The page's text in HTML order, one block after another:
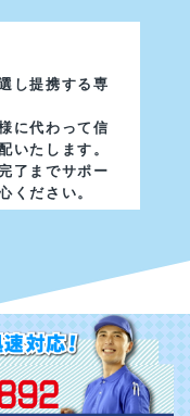
し提携する専
に代わって信
いたします。
了までサポー
ください。